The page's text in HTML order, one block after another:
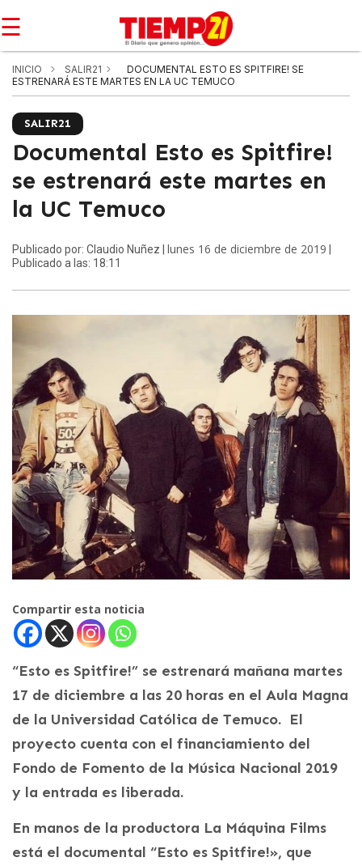
☰
INICIO SALIR21
DOCUMENTAL ESTO ES SPITFIRE! SE
ESTRENARÁ ESTE MARTES EN LA UC TEMUCO
SALIR21
Documental Esto es Spitfire!
se estrenará este martes en
la UC Temuco
Publicado por: Claudio Nuñez | lunes 16 de diciembre de 2019
Publicado a las: 18:11
Compartir esta noticia
“Esto es Spitfire!” se estrenará mañana martes
17 de diciembre a las 20 horas en el Aula Magna
de la Universidad Católica de Temuco. El
proyecto cuenta con el financiamiento del
Fondo de Fomento de la Música Nacional 2019
y la entrada es liberada.
En manos de la productora La Máquina Films
está el documental “Esto es Spitfire!», que